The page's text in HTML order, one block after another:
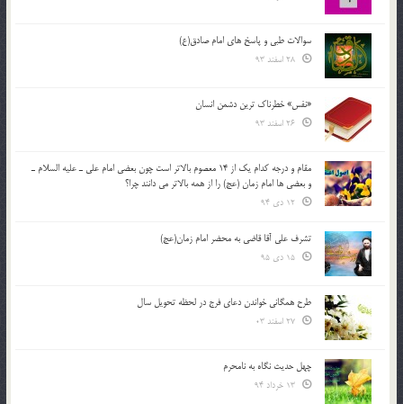
سوالات طبی و پاسخ های امام صادق(ع)
«نفس» خطرناک ترین دشمن انسان
مقام و درجه كدام يك از 14 معصوم بالاتر است چون بعضي امام علي ـ عليه السلام ـ
و بعضي ها امام زمان (عج) را از همه بالاتر مي دانند چرا؟
تشرف علي آقا قاضي به محضر امام زمان(عج)
طرح همگانی خواندن دعای فرج در لحظه تحویل سال
چهل حدیث نگاه به نامحرم